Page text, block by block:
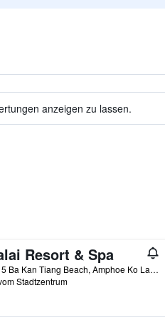
anzeigen zu lassen.
Resort & Spa
99 Moo 5 Ba Kan Tiang Beach, Amphoe Ko Lanta, Thailand
Stadtzentrum